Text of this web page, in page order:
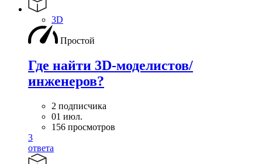
3D
Простой
Где найти 3D-моделистов/
инженеров?
2 подписчика
01 июл.
156 просмотров
3
ответа